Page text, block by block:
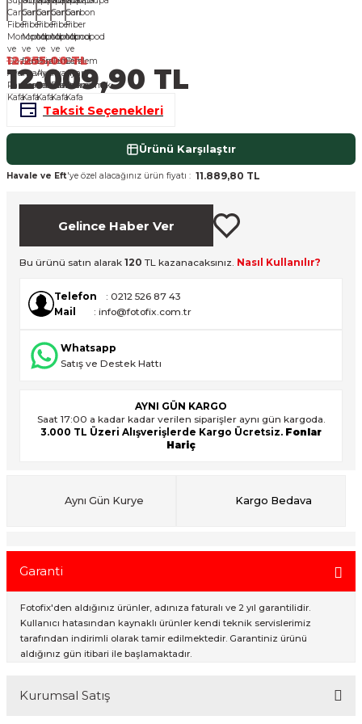
Cihazları
Işıklar
Setleri
12.255,00 TL
12.009,90 TL
Taksit Seçenekleri
Ürünü Karşılaştır
Havale ve Eft'ye özel alacağınız ürün fiyatı : 11.889,80 TL
Gelince Haber Ver
Bu ürünü satın alarak 120 TL kazanacaksınız. Nasıl Kullanılır?
Telefon
: 0212 526 87 43
Mail
: info@fotofix.com.tr
Whatsapp
Satış ve Destek Hattı
AYNI GÜN KARGO
Saat 17:00 a kadar kadar verilen siparişler aynı gün kargoda.
3.000 TL Üzeri Alışverişlerde Kargo Ücretsiz. Fonlar
Hariç
Aynı Gün Kurye Kargo Bedava
Garanti
Fotofix'den aldığınız ürünler, adınıza faturalı ve 2 yıl garantilidir.
Kullanıcı hatasından kaynaklı ürünler kendi teknik servislerimiz
tarafından indirimli olarak tamir edilmektedir. Garantiniz ürünü
aldığınız gün itibari ile başlamaktadır.
Kurumsal Satış